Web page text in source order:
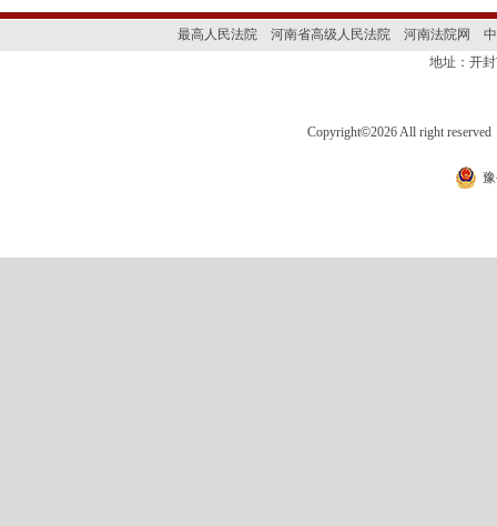
最高人民法院 河南省高级人民法院 河南法院网
地址：开
Copyright©2026 All right